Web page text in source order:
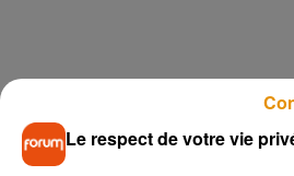
Le respect de votre vie